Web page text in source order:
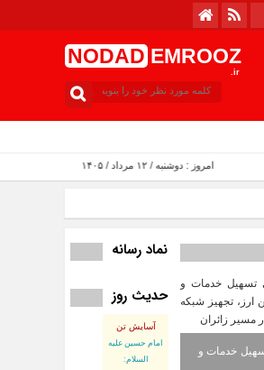
NODAD EMROOZ
.ir
امروز : دوشنبه / ۱۲ مرداد / ۱۴۰۵
تسهیل خدمات و
نماد رسانه
حدیث روز
آسایش تن
امام حسین علیه
السلام: